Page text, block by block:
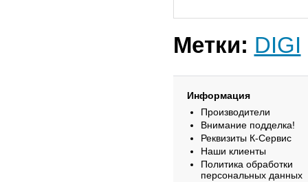
Метки: DIGI
Информация
Производители
Внимание подделка!
Реквизиты К-Сервис
Наши клиенты
Политика обработки
персональных данных